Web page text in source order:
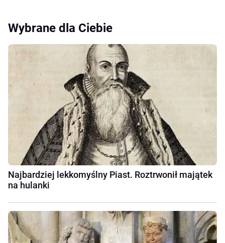
Wybrane dla Ciebie
Najbardziej lekkomyślny Piast. Roztrwonił majątek
na hulanki